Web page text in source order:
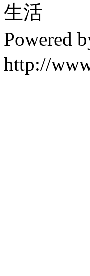
生活
Powered
http://